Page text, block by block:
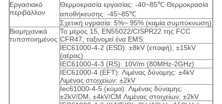
Εργασιακό
περιβάλλον
Θερμοκρασία εργασίας: -40~85℃ Θερμοκρασία
αποθήκευσης: -45~85℃
Σχετική υγρασία: 5%~ 95% (καμία συμπύκνωση)
Βιομηχανικά
τυποποιημένος
Το μέρος 15, EN55022/CISPR22 της FCC
CFR47, ταξινομεί ένα EMS:
IEC61000-4-2 (ESD): ±8kV (επαφή), ±15kV
(αέρας)
IEC61000-4-3 (RS): 10V/m (80MHz-2GHz)
IEC61000-4 (EFT): Λιμένας δύναμης: ±4kV
Λιμένας στοιχείων: ±2kV
Iec61000-4-5 (κύμα): Λιμένας δύναμης:
±2kV/DM, ±4kV/CM Λιμένας στοιχείων: ±2kV